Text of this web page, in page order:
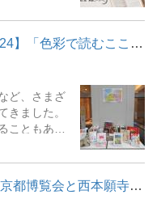
出版,
出版学びの
裕介著. --
きほん)(教
版, 2013. --
AIにはない
学びはなぜ
タでたどる
同じ作品で
かを読み比
紹介されて
面白さをぜ
るきっかけ
年9月1
：深草図
デュマ [著]
マーゾフの
夫訳 ; 1 -
コット著 ;
【大宮ミニ展観：2025/9/1～10/24】「色彩で読むこころと文化」展
ど、さまざ
きました。
こともあれ
心理的な作
面も、時代
。この機会
いて、多様
【深草ミニ展観：8/1～9/21】「京都博覧会と西本願寺－日本初の博...